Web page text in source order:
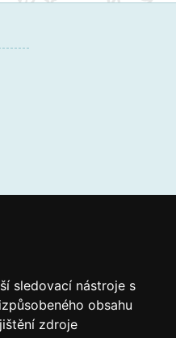
sledovací nástroje s
obsahu
zdroje